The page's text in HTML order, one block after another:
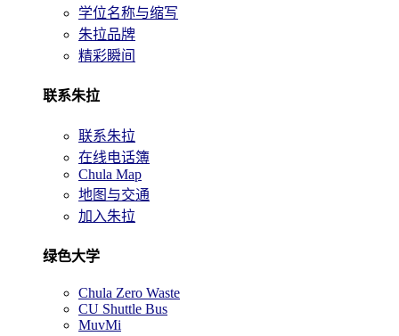
学位名称与缩写
朱拉品牌
精彩瞬间
联系朱拉
联系朱拉
在线电话簿
Chula Map
地图与交通
加入朱拉
绿色大学
Chula Zero Waste
CU Shuttle Bus
MuvMi